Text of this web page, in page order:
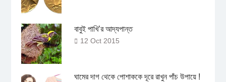
বাবুই পাখি’র আদ্যপান্ত
12 Oct 2015
ঘামের দাগ থেকে পোশাককে দূরে রাখুন পাঁচ উপায়ে !